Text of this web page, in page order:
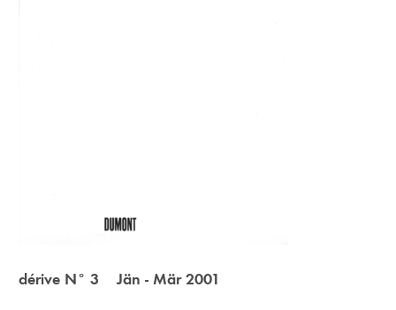
dérive N° 3 Jän - Mär 2001